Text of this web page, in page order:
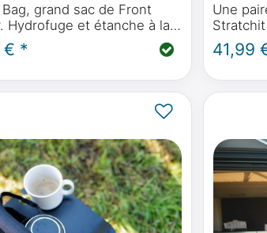
grand sac de Front
Hydrofuge et étanche à la
avec lèvre d'étanchéité
€ *
Une
sur les
barres
41,99